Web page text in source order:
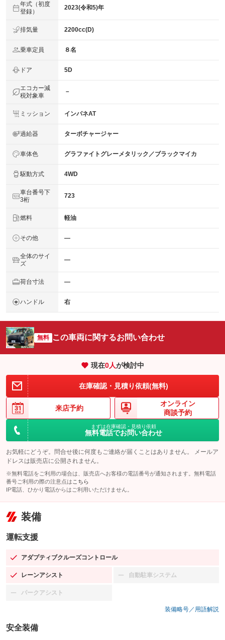
年式（初度
登録）
2023(令和5)年
排気量 2200cc(D)
乗車定員 ８名
ドア 5D
エコカー減
税対象車
－
ミッション インパネAT
過給器 ターボチャージャー
車体色 グラファイトグレーメタリック／ブラックマイカ
駆動方式 4WD
車台番号下
3桁
723
燃料 軽油
その他 ―
全体のサイ
ズ
―
荷台寸法 ―
ハンドル 右
無料 この車両に関するお問い合わせ
現在0人が検討中
在庫確認・見積り依頼(無料)
来店予約
オンライン
商談予約
まずは在庫確認・見積り依頼
無料電話でお問い合わせ
お気軽にどうぞ。問合せ後に何度もご連絡が届くことはありません。 メールア
ドレスは販売店に公開されません。
※無料電話をご利用の場合は、販売店へお客様の電話番号が通知されます。無料電話
番号ご利用の際の注意点は こちら
IP電話、ひかり電話からはご利用いただけません。
装備
運転支援
アダプティブクルーズコントロール
：装備あり
レーンアシスト
：装備あり 自動駐車システム
：装備なし
パークアシスト
：装備なし
装備略号／用語解説
安全装備